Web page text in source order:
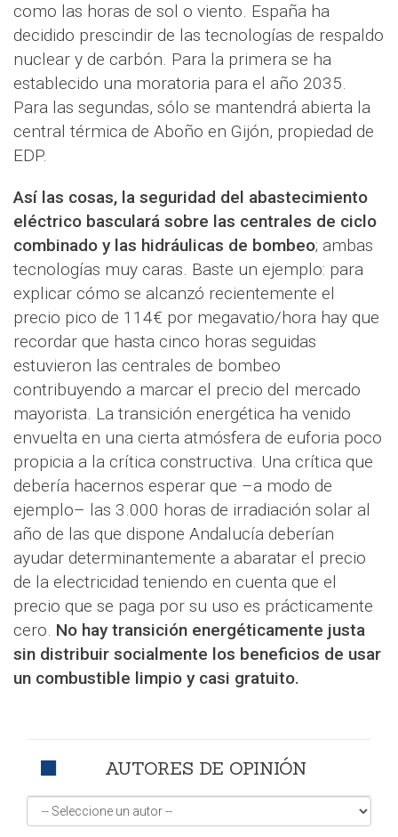
como las horas de sol o viento. España ha
decidido prescindir de las tecnologías de respaldo
nuclear y de carbón. Para la primera se ha
establecido una moratoria para el año 2035.
Para las segundas, sólo se mantendrá abierta la
central térmica de Aboño en Gijón, propiedad de
EDP.
Así las cosas, la seguridad del abastecimiento
eléctrico basculará sobre las centrales de ciclo
combinado y las hidráulicas de bombeo; ambas
tecnologías muy caras. Baste un ejemplo: para
explicar cómo se alcanzó recientemente el
precio pico de 114€ por megavatio/hora hay que
recordar que hasta cinco horas seguidas
estuvieron las centrales de bombeo
contribuyendo a marcar el precio del mercado
mayorista. La transición energética ha venido
envuelta en una cierta atmósfera de euforia poco
propicia a la crítica constructiva. Una crítica que
debería hacernos esperar que –a modo de
ejemplo– las 3.000 horas de irradiación solar al
año de las que dispone Andalucía deberían
ayudar determinantemente a abaratar el precio
de la electricidad teniendo en cuenta que el
precio que se paga por su uso es prácticamente
cero. No hay transición energéticamente justa
sin distribuir socialmente los beneficios de usar
un combustible limpio y casi gratuito.
AUTORES DE OPINIÓN